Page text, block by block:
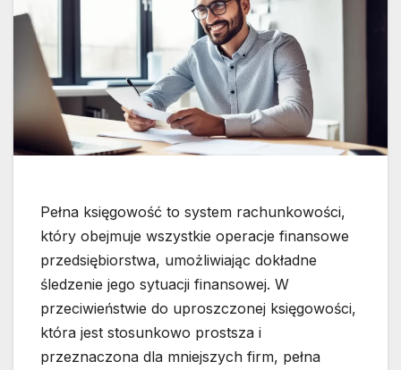
Pełna księgowość to system rachunkowości,
który obejmuje wszystkie operacje finansowe
przedsiębiorstwa, umożliwiając dokładne
śledzenie jego sytuacji finansowej. W
przeciwieństwie do uproszczonej księgowości,
która jest stosunkowo prostsza i
przeznaczona dla mniejszych firm, pełna